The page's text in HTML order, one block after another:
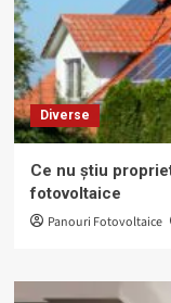
Diverse
Ce nu știu
fotovoltaice
Panouri Fotovoltaice